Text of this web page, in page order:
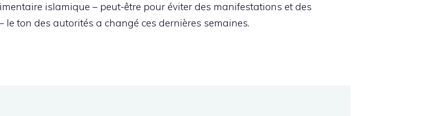
islamique – peut-être pour éviter des manifestations et des
ton des autorités a changé ces dernières semaines.